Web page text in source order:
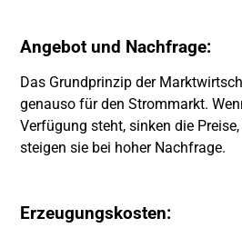
Angebot und Nachfrage:
Das Grundprinzip der
genauso für den Strommarkt.
Verfügung steht, sinken die
steigen sie bei hoher Nachfrage.
Erzeugungskosten: